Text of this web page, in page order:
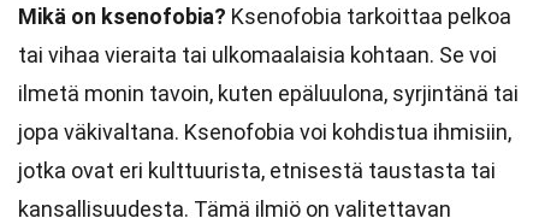
Mikä on ksenofobia? Ksenofobia tarkoittaa pelkoa
tai vihaa vieraita tai ulkomaalaisia kohtaan. Se voi
ilmetä monin tavoin, kuten epäluulona, syrjintänä tai
jopa väkivaltana. Ksenofobia voi kohdistua ihmisiin,
jotka ovat eri kulttuurista, etnisestä taustasta tai
kansallisuudesta. Tämä ilmiö on valitettavan